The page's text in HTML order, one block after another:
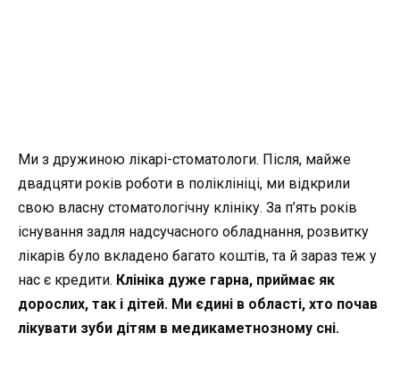
Ми з дружиною лікарі-стоматологи. Після, майже
двадцяти років роботи в поліклініці, ми відкрили
свою власну стоматологічну клініку. За п’ять років
існування задля надсучасного обладнання, розвитку
лікарів було вкладено багато коштів, та й зараз теж у
нас є кредити. Клініка дуже гарна, приймає як
дорослих, так і дітей. Ми єдині в області, хто почав
лікувати зуби дітям в медикаметнозному сні.